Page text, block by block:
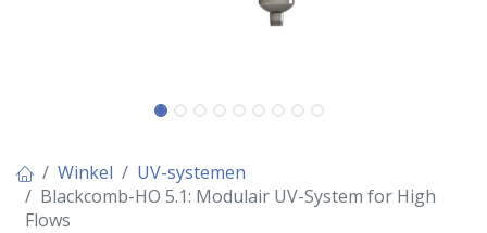
Winkel
UV-systemen
Blackcomb-HO 5.1: Modulair UV-System for High
Flows